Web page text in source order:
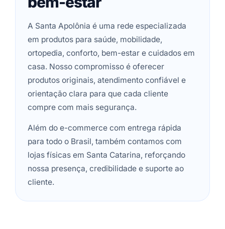
A Santa Apolônia é uma rede especializada
em produtos para saúde, mobilidade,
ortopedia, conforto, bem-estar e cuidados em
casa. Nosso compromisso é oferecer
produtos originais, atendimento confiável e
orientação clara para que cada cliente
compre com mais segurança.
Além do e-commerce com entrega rápida
para todo o Brasil, também contamos com
lojas físicas em Santa Catarina, reforçando
nossa presença, credibilidade e suporte ao
cliente.